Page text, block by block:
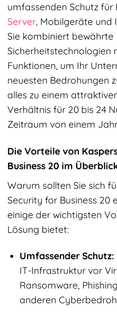
umfassenden Schutz für
Server, Mobilgeräte und
Sie kombiniert bewährte
Sicherheitstechnologien
Funktionen, um Ihr
neuesten Bedrohungen
alles zu einem
Verhältnis für 20 bis 24
Zeitraum von einem
Die Vorteile von
Business 20 im
Warum sollten Sie sich
Security for Business 20
einige der wichtigsten
Lösung bietet:
Umfassender Schutz:
IT-Infrastruktur vor
Ransomware,
anderen